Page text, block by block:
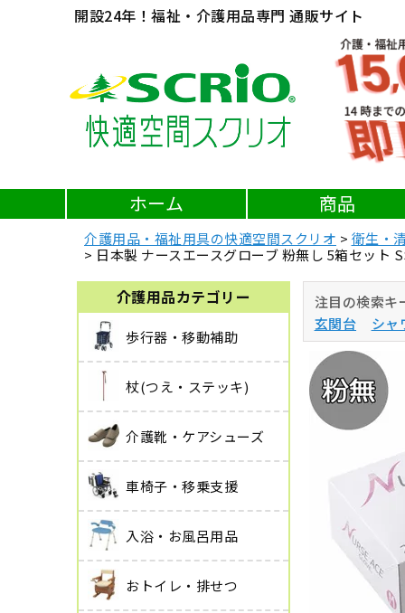
開設24年！福祉・介護用品専門 通販サイト
ホーム 商品
介護用品・福祉用具の快適空間スクリオ
衛生・
日本製 ナースエースグローブ 粉無し 5箱セット
介護用品カテゴリー
歩行器・移動補助
杖(つえ・ステッキ)
介護靴・ケアシューズ
車椅子・移乗支援
入浴・お風呂用品
おトイレ・排せつ
注目の検索キ
玄関台
シャ